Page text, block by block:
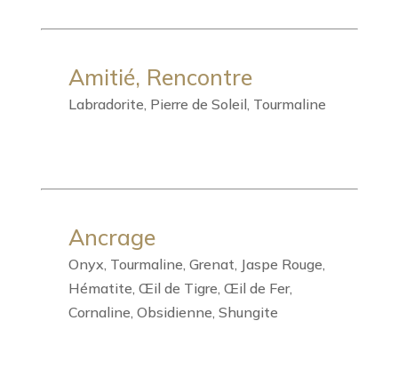
Amitié, Rencontre
Labradorite, Pierre de Soleil, Tourmaline
Ancrage
Onyx, Tourmaline, Grenat, Jaspe Rouge,
Hématite, Œil de Tigre, Œil de Fer,
Cornaline, Obsidienne, Shungite